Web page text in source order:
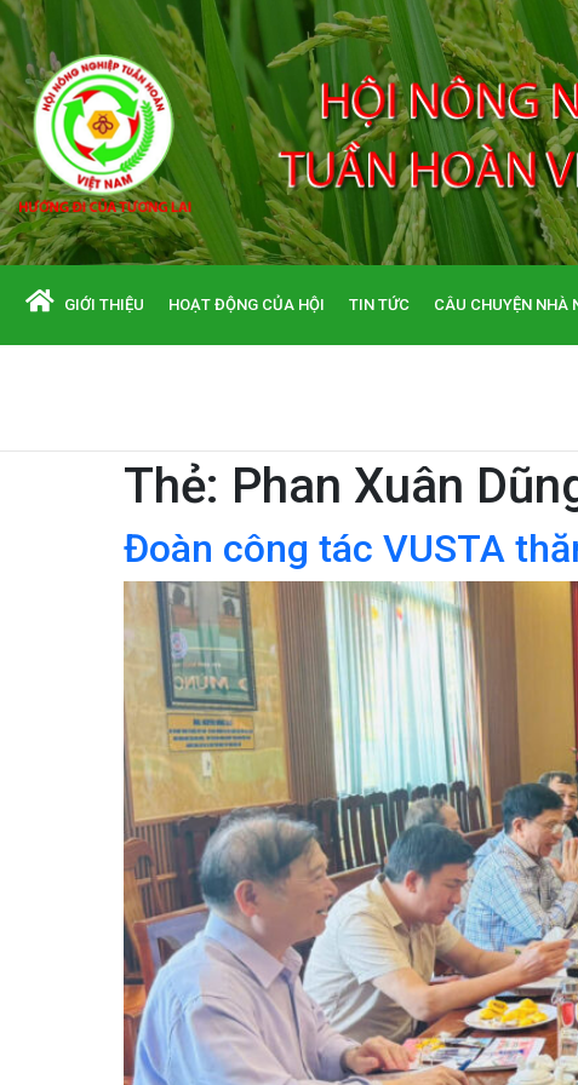
GIỚI THIỆU HOẠT ĐỘNG CỦA HỘI TIN TỨC CÂU CHUYỆN NHÀ
Thẻ: Phan Xuân
Đoàn công tác VUSTA